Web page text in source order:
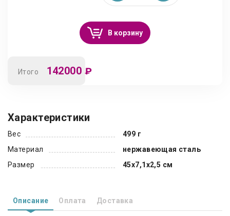
В корзину
Итого 142000 ₽
Характеристики
Вес
499 г
Материал
нержавеющая сталь
Размер
45x7,1x2,5 см
Описание Оплата Доставка